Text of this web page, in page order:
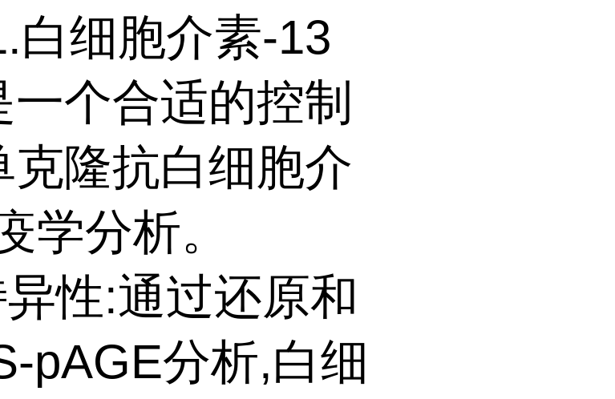
白细胞介素-13
个合适的控制
克隆抗白细胞介
学分析。
性:通过还原和
pAGE分析,白细